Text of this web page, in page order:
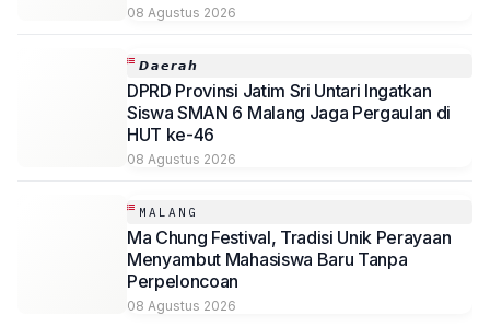
08 Agustus 2026
𝘿𝙖𝙚𝙧𝙖𝙝
DPRD Provinsi Jatim Sri Untari Ingatkan
Siswa SMAN 6 Malang Jaga Pergaulan di
HUT ke-46
08 Agustus 2026
MALANG
Ma Chung Festival, Tradisi Unik Perayaan
Menyambut Mahasiswa Baru Tanpa
Perpeloncoan
08 Agustus 2026